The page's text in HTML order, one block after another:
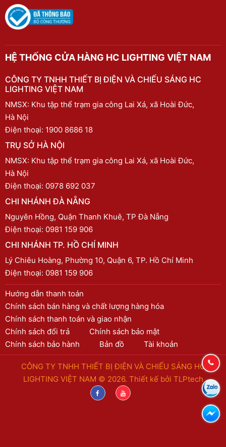
HỆ THỐNG CỬA HÀNG HC LIGHTING VIỆT NAM
CÔNG TY TNHH THIẾT BỊ ĐIỆN VÀ CHIẾU SÁNG HC
LIGHTING VIỆT NAM
NMSX: Khu tập thể trạm gia công Lai Xá, xã Hoài Đức,
Hà Nội
Điện thoại: 1900 8686 18
TRỤ SỞ HÀ NỘI
NMSX: Khu tập thể trạm gia công Lai Xá, xã Hoài Đức,
Hà Nội
Điện thoại: 0978 692 037
CHI NHÁNH ĐÀ NẴNG
Nguyên Hồng, Quận Thanh Khuê, TP Đà Nẵng
Điện thoại: 0981 159 906
CHI NHÁNH TP. HỒ CHÍ MINH
Lý Chiêu Hoàng, Phường 10, Quận 6, TP. Hồ Chí Minh
Điện thoại: 0981 159 906
Hướng dẫn thanh toán
Chính sách bán hàng và chất lượng hàng hóa
Chính sách thanh toán và giao nhận
Chính sách đổi trả
Chính sách bảo mật
Chính sách bảo hành
Bản đồ Tài khoản
CÔNG TY TNHH THIẾT BỊ ĐIỆN VÀ CHIẾU SÁNG HC
LIGHTING VIỆT NAM © 2026. Thiết kế bởi TLPtech